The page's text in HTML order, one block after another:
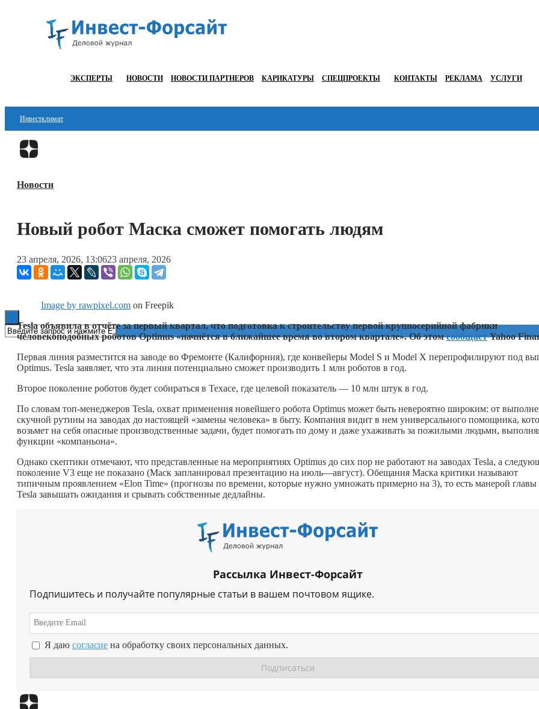
ЭКСПЕРТЫ НОВОСТИ НОВОСТИ ПАРТНЕРОВ КАРИКАТУРЫ СПЕЦПРОЕКТЫ КОНТАКТЫ РЕКЛАМА УСЛУГИ
Инвестклимат
Финансы
Блокчейн
ESG
Новости
Новый робот Маска сможет помогать людям
23 апреля, 2026, 13:0623 апреля, 2026
Image by rawpixel.com on Freepik
Tesla объявила в отчёте за первый квартал, что подготовка к строительству первой крупносерийной фабрики
человекоподобных роботов Optimus «начнётся в ближайшее время во втором квартале». Об этомсообщаетYahoo
Первая линия разместится на заводе во Фремонте (Калифорния), где конвейеры Model S и Model X перепрофилируют под
Optimus. Tesla заявляет, что эта линия потенциально сможет производить 1 млн роботов в год.
Второе поколение роботов будет собираться в Техасе, где целевой показатель — 10 млн штук в год.
По словам топ-менеджеров Tesla, охват применения новейшего робота Optimus может быть невероятно широким: от
скучной рутины на заводах до настоящей «замены человека» в быту. Компания видит в нем универсального помощника,
возьмет на себя опасные производственные задачи, будет помогать по дому и даже ухаживать за пожилыми людьми,
функции «компаньона».
Однако скептики отмечают, что представленные на мероприятиях Optimus до сих пор не работают на заводах Tesla, а
поколение V3 еще не показано (Маск запланировал презентацию на июль—август). Обещания Маска критики называют
типичным проявлением «Elon Time» (прогнозы по времени, которые нужно умножать примерно на 3), то есть манерой главы
Tesla завышать ожидания и срывать собственные дедлайны.
Рассылка Инвест-Форсайт
Подпишитесь и получайте популярные статьи в вашем почтовом ящике.
Я даю согласие на обработку своих персональных данных.